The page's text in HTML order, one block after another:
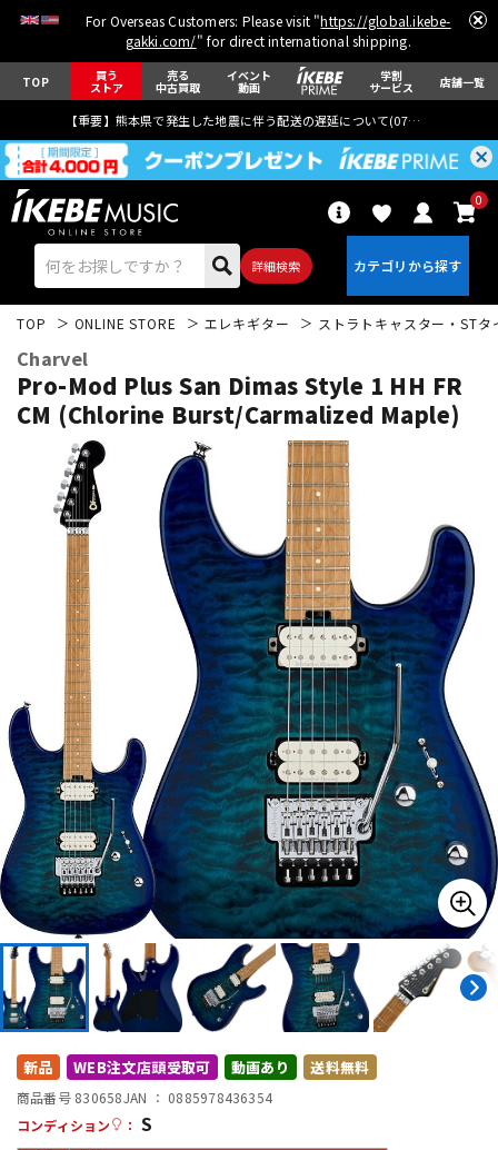
For Overseas Customers: Please visit "https://global.ikebe-
gakki.com/" for direct international shipping.
TOP 買う
ストア
売る
中古買取
イベント
動画
学割
サービス 店舗一覧
【重要】熊本県で発生した地震に伴う配送の遅延について(07月29日
詳細検索
0
エレキギター アコギ/エレアコ
ウクレレ
パーカッション
電子ピアノ
管楽器 その他楽器
アンプ エフェクター
DJ機器 DTM
DTM オンライン納品 レコーディング機器
配信/ライブ機器
TOP ONLINE STORE エレキギター ストラトキャスター・STタ
Charvel
Pro-Mod Plus San Dimas Style 1 HH FR
CM (Chlorine Burst/Carmalized Maple)
新品 WEB注文店頭受取可 動画あり 送料無料
商品番号 830658JAN ： 0885978436354
コンディション
： S